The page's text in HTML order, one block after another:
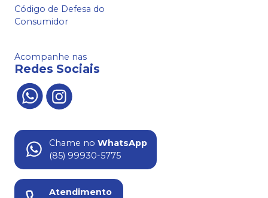
Código de Defesa do
Consumidor
Acompanhe nas
Redes Sociais
Chame no WhatsApp
(85) 99930-5775
Atendimento